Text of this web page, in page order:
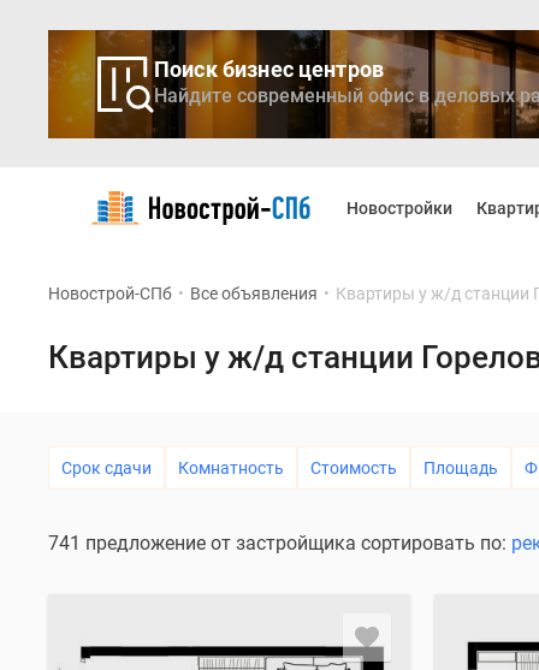
Поиск бизнес центров
Найдите современный офис в деловых
проекте
Реклама
Продавцы
Коммерческие
Новостройки
Новострой-СПб • Все объявления • Квартиры у ж/д станции
Квартиры у ж/д станции
Срок сдачи Комнатность Стоимость Площадь
741 предложение от застройщика сортировать по: